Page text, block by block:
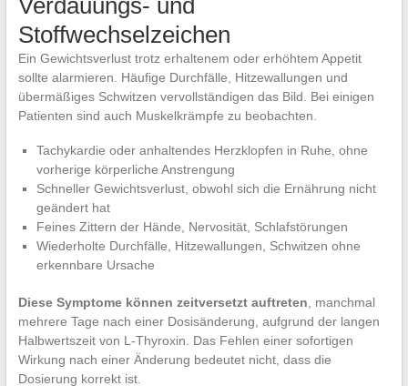
Verdauungs- und
Stoffwechselzeichen
Ein Gewichtsverlust trotz erhaltenem oder erhöhtem Appetit
sollte alarmieren. Häufige Durchfälle, Hitzewallungen und
übermäßiges Schwitzen vervollständigen das Bild. Bei einigen
Patienten sind auch Muskelkrämpfe zu beobachten.
Tachykardie oder anhaltendes Herzklopfen in Ruhe, ohne
vorherige körperliche Anstrengung
Schneller Gewichtsverlust, obwohl sich die Ernährung nicht
geändert hat
Feines Zittern der Hände, Nervosität, Schlafstörungen
Wiederholte Durchfälle, Hitzewallungen, Schwitzen ohne
erkennbare Ursache
Diese Symptome können zeitversetzt auftreten , manchmal
mehrere Tage nach einer Dosisänderung, aufgrund der langen
Halbwertszeit von L-Thyroxin. Das Fehlen einer sofortigen
Wirkung nach einer Änderung bedeutet nicht, dass die
Dosierung korrekt ist.